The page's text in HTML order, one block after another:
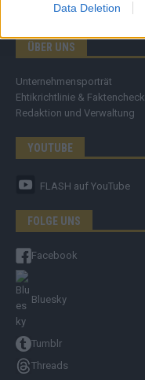
Data Deletion
ÜBER UNS
Unternehmensporträt
Ehtikrichtlinie & Faktencheck
Redaktion und Verwaltung
YOUTUBE
FLASH auf YouTube
FOLGE UNS
Facebook
Bluesky
Tumblr
Threads